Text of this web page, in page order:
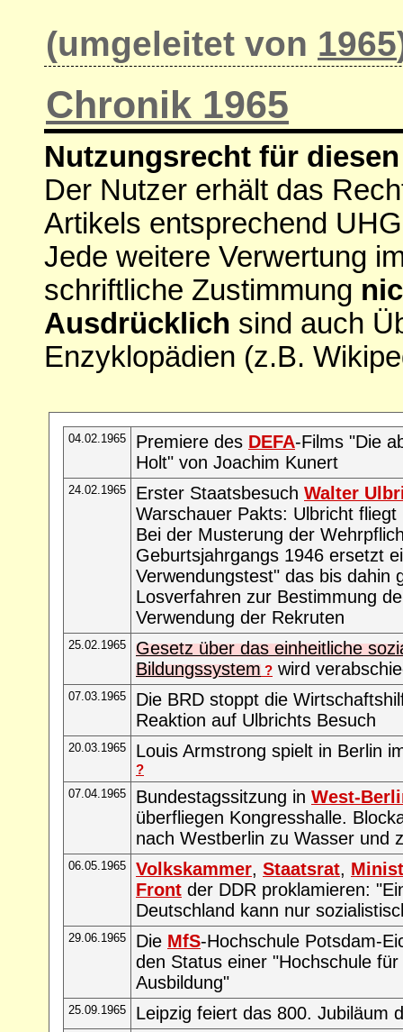
(umgeleitet von 1965
Chronik 1965
Nutzungsrecht für
Der Nutzer erhält das
Artikels entsprechend
Jede weitere Verwertung
schriftliche Zustimmung
Ausdrücklich sind auch
Enzyklopädien (z.B.
04.02.1965 Premiere des DEFA-Films "Die
Holt" von Joachim Kunert
24.02.1965 Erster Staatsbesuch Walter
Warschauer Pakts: Ulbricht fliegt
Bei der Musterung der
Geburtsjahrgangs 1946 ersetzt
Verwendungstest" das bis dahin
Losverfahren zur Bestimmung
Verwendung der Rekruten
25.02.1965
Gesetz über das einheitliche
Bildungssystem ? wird
07.03.1965
Die BRD stoppt die
Reaktion auf Ulbrichts Besuch
20.03.1965 Louis Armstrong spielt in Berlin
?
07.04.1965 Bundestagssitzung in West-
überfliegen Kongresshalle.
nach Westberlin zu Wasser und
06.05.1965 Volkskammer, Staatsrat,
Front der DDR proklamieren:
Deutschland kann nur
29.06.1965 Die MfS-Hochschule Potsdam-
den Status einer "Hochschule
Ausbildung"
25.09.1965 Leipzig feiert das 800. Jubiläum